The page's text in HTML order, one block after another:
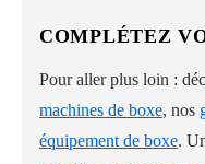
COMPLÉTEZ
Pour aller plus loin :
machines de boxe, nos
équipement de boxe.